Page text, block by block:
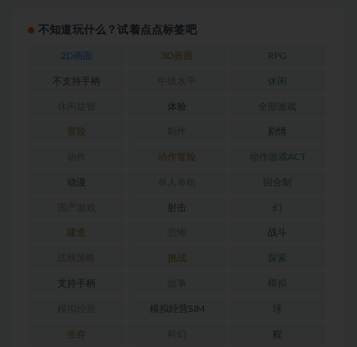
不知道玩什么？试着点点标签吧
2D画面 3D画面 RPG
不支持手柄 休闲
体验 全部游戏
冒险 剧情
动作冒险 动作游戏ACT
动漫 回合制
射击 幻
建造 战斗
挑战 探索
支持手柄 模拟
模拟经营SIM 球
生存 程